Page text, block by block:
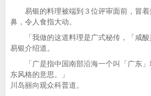
易银的料理被端到３位评审面前，冒着
鼻，令人食指大动。
「我做的这道料理是广式秘传，「咸酸
易银介绍道。
「广是指中国南部沿海一个叫「广东」
东风格的意思。」
川岛丽向观众科普道。